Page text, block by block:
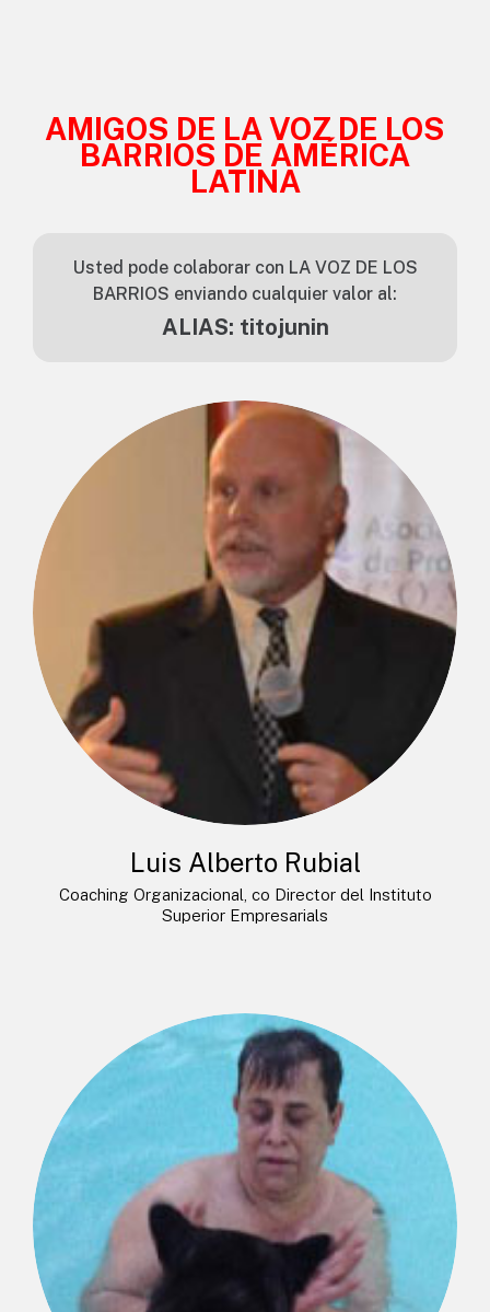
AMIGOS DE LA VOZ DE LOS
BARRIOS DE AMÉRICA
LATINA
Usted pode colaborar con LA VOZ DE LOS
BARRIOS enviando cualquier valor al:
ALIAS: titojunin
Luis Alberto Rubial
Coaching Organizacional, co Director del Instituto
Superior Empresarials